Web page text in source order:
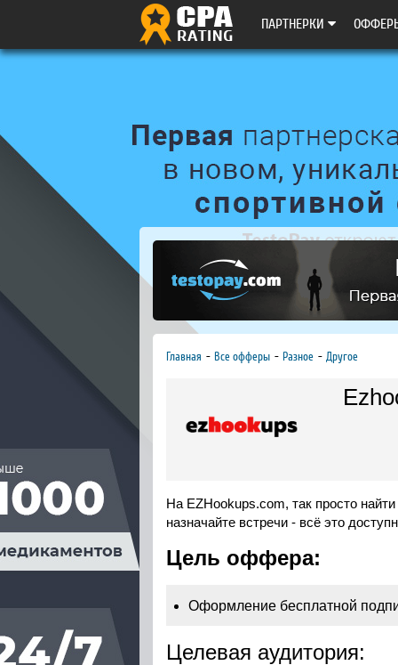
ПАРТНЕРКИ
Главная Все офферы Разное Другое
На EZHookups.com, так просто
назначайте встречи - всё это
Цель оффера:
Оформление бесплатной
Целевая аудитория: